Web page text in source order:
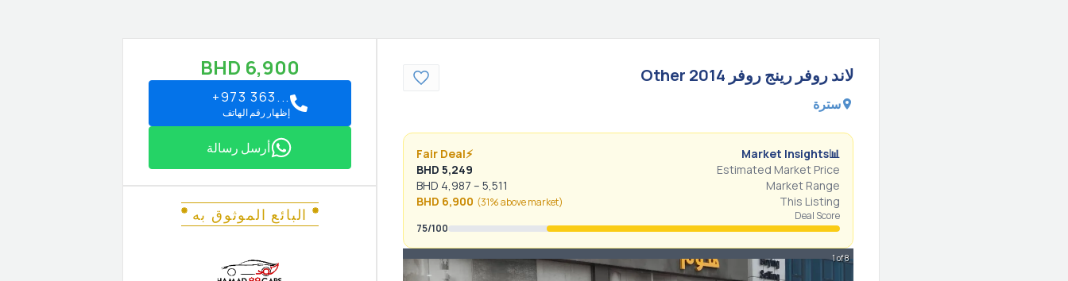
لاند روفر رينج روفر Other 2014
سترة
📊
Market Insights
⚡
Fair Deal
Estimated Market Price
BHD5,249
Market Range
BHD 4,987 –5,511
This Listing
BHD 6,900 (31% abovemarket)
Deal Score
75/100
1 of 8
BHD 6,900
+973 363...
إظهار رقم الهاتف
أرسل رسالة
البائع الموثوق به